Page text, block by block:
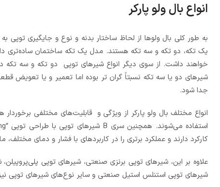
انواع بال ولو پارکر
به طور کلی بال ولوها از لحاظ ساختار بدنه و نوع و جایگیری توپی
یک تکه، دو تکه و سه تکه هستند. مدل یک تکه ساختمان ساده­‌تری
خواهند داشت. از سوی دیگر انواع شیرهای توپی دو تکه و سه
شیرهای دو یا سه تکه نسبتاً گران تر بوده اما تعمیر و یا تعویض
جدا شود.
کارکرد دارند و عملکرد برتری را در کاربردهای با فشار و دمای مختلف،
شیرهای توپی استنلس استیل صنعتی و سایر نوع‌های شیرهای توپی نیز